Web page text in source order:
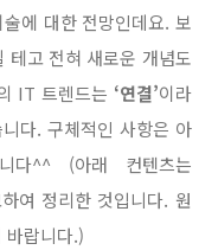
에 대한 전망인데요. 보
테고 전혀 새로운 개념도
IT 트렌드는 ‘연결’이라
다. 구체적인 사항은 아
다^^ (아래 컨텐츠는
여 정리한 것입니다. 원
바랍니다.)